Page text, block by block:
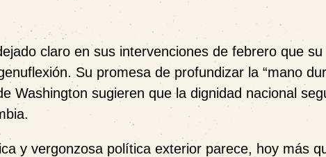
claro en sus intervenciones de febrero que su
Su promesa de profundizar la “mano
Washington sugieren que la dignidad nacional
y vergonzosa política exterior parece, hoy más